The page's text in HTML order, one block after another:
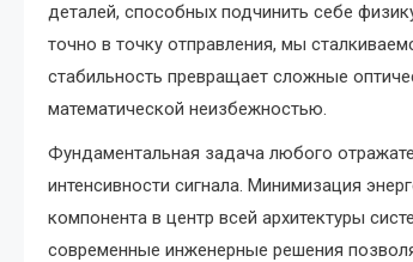
деталей, способных подчинить себе
точно в точку отправления, мы
стабильность превращает сложные
математической неизбежностью.
Фундаментальная задача любого
интенсивности сигнала. Минимизация
компонента в центр всей архитектуры
современные инженерные решения